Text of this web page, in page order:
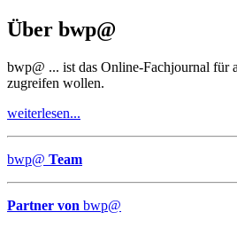
Über bwp@
bwp@ ... ist das Online-Fachjournal für
zugreifen wollen.
weiterlesen...
bwp@ Team
Partner von bwp@